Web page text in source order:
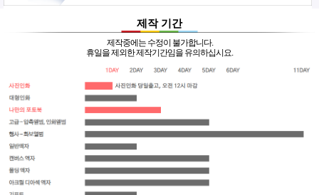
제작 기간
제작중에는 수정이 불가합니다.
휴일을 제외한 제작기간임을 유의하십시요.